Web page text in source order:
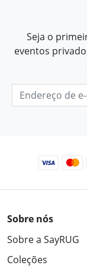
Seja o
eventos
Sobre nós
Sobre a SayRUG
Coleções